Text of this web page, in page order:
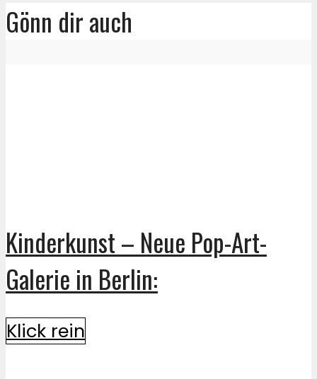
Gönn dir auch
Kinderkunst – Neue Pop-Art-
Galerie in Berlin:
Klick rein